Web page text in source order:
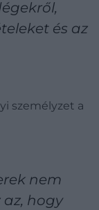
és az
személyzet a
nem
az, hogy